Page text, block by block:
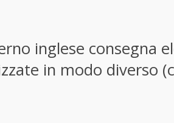
inglese
in modo diverso